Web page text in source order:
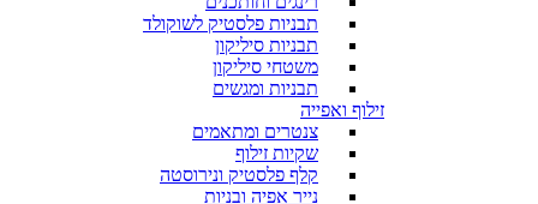
תבניות פלסטיק לשוקולד
תבניות סיליקון
משטחי סיליקון
תבניות ומגשים
זילוף ואפייה
צנטרים ומתאמים
שקיות זילוף
קלף פלסטיק ונירוסטה
נייר אפיה ובניות